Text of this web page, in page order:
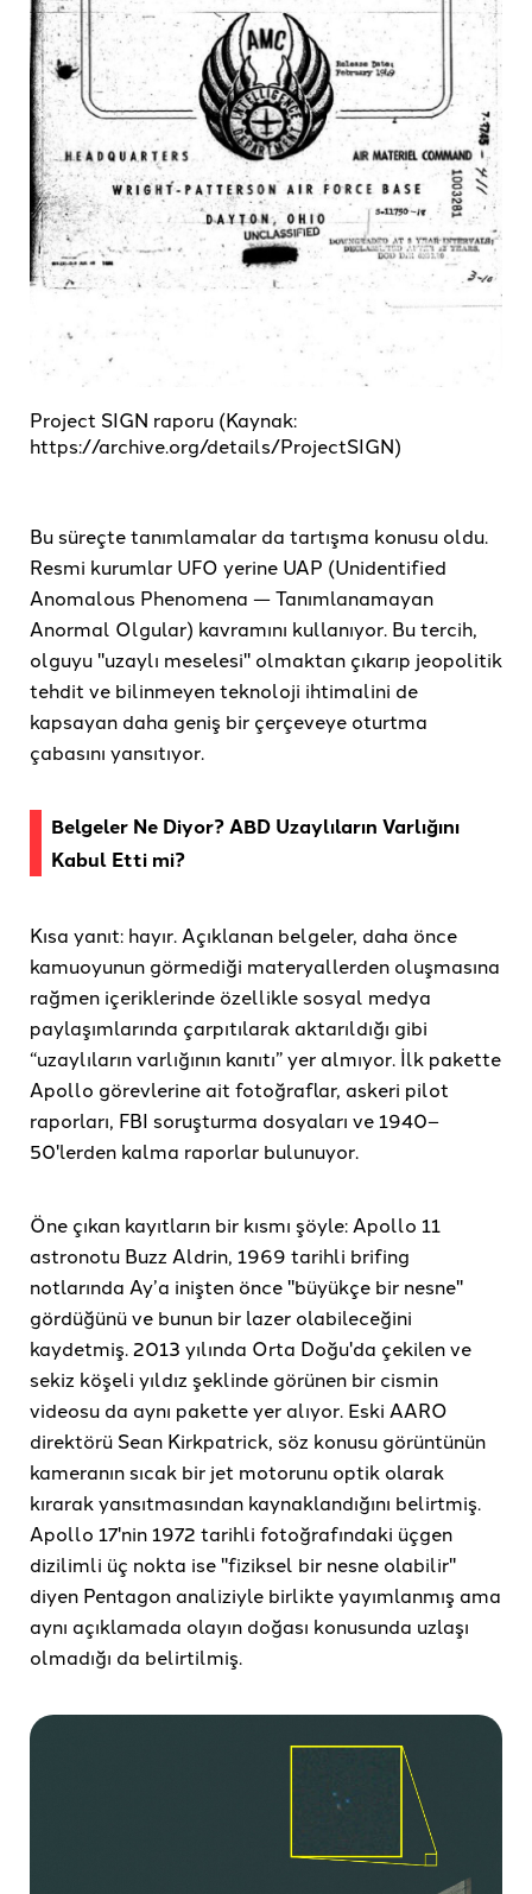
Project SIGN raporu (Kaynak:
https://archive.org/details/ProjectSIGN)
Bu süreçte tanımlamalar da tartışma konusu oldu.
Resmi kurumlar UFO yerine UAP (Unidentified
Anomalous Phenomena — Tanımlanamayan
Anormal Olgular) kavramını kullanıyor. Bu tercih,
olguyu "uzaylı meselesi" olmaktan çıkarıp jeopolitik
tehdit ve bilinmeyen teknoloji ihtimalini de
kapsayan daha geniş bir çerçeveye oturtma
çabasını yansıtıyor.
Belgeler Ne Diyor? ABD Uzaylıların Varlığını
Kabul Etti mi?
Kısa yanıt: hayır. Açıklanan belgeler, daha önce
kamuoyunun görmediği materyallerden oluşmasına
rağmen içeriklerinde özellikle sosyal medya
paylaşımlarında çarpıtılarak aktarıldığı gibi
“uzaylıların varlığının kanıtı” yer almıyor. İlk pakette
Apollo görevlerine ait fotoğraflar, askeri pilot
raporları, FBI soruşturma dosyaları ve 1940–
50'lerden kalma raporlar bulunuyor.
Öne çıkan kayıtların bir kısmı şöyle: Apollo 11
astronotu Buzz Aldrin, 1969 tarihli brifing
notlarında Ay’a inişten önce "büyükçe bir nesne"
gördüğünü ve bunun bir lazer olabileceğini
kaydetmiş. 2013 yılında Orta Doğu'da çekilen ve
sekiz köşeli yıldız şeklinde görünen bir cismin
videosu da aynı pakette yer alıyor. Eski AARO
direktörü Sean Kirkpatrick, söz konusu görüntünün
kameranın sıcak bir jet motorunu optik olarak
kırarak yansıtmasından kaynaklandığını belirtmiş.
Apollo 17'nin 1972 tarihli fotoğrafındaki üçgen
dizilimli üç nokta ise "fiziksel bir nesne olabilir"
diyen Pentagon analiziyle birlikte yayımlanmış ama
aynı açıklamada olayın doğası konusunda uzlaşı
olmadığı da belirtilmiş.